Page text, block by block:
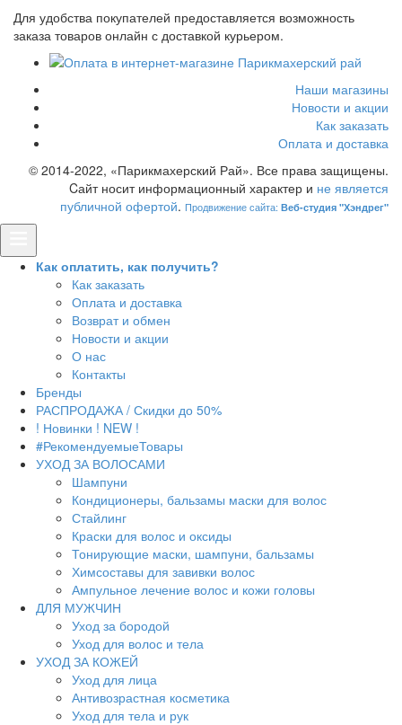
Для удобства покупателей предоставляется возможность
заказа товаров онлайн с доставкой курьером.
Наши магазины
Новости и акции
Как заказать
Оплата и доставка
© 2014-2022, «Парикмахерский Рай». Все права защищены.
Cайт носит информационный характер и не является
публичной офертой. Продвижение сайта: Веб-студия "Хэндрег"
Как оплатить, как получить?
Как заказать
Оплата и доставка
Возврат и обмен
Новости и акции
О нас
Контакты
Бренды
РАСПРОДАЖА / Скидки до 50%
! Новинки ! NEW !
#РекомендуемыеТовары
УХОД ЗА ВОЛОСАМИ
Шампуни
Кондиционеры, бальзамы маски для волос
Стайлинг
Краски для волос и оксиды
Тонирующие маски, шампуни, бальзамы
Химсоставы для завивки волос
Ампульное лечение волос и кожи головы
ДЛЯ МУЖЧИН
Уход за бородой
Уход для волос и тела
УХОД ЗА КОЖЕЙ
Уход для лица
Антивозрастная косметика
Уход для тела и рук